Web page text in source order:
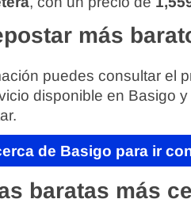
más
puedes consultar el
disponible en Basigo
de Basigo para ir
baratas más